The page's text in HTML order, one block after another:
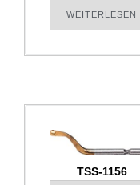
WEITERLESEN
TSS-1156